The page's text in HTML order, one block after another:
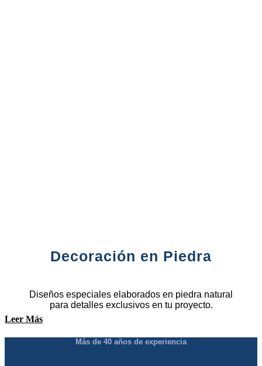
Decoración en Piedra
Diseños especiales elaborados en piedra natural
para detalles exclusivos en tu proyecto.
Leer Más
Más de 40 años de experiencia